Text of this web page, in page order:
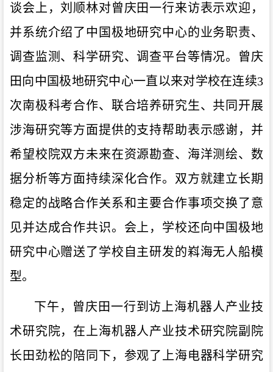
谈会上，刘顺林对曾庆田一行来访表示欢迎，
并系统介绍了中国极地研究中心的业务职责、
调查监测、科学研究、调查平台等情况。曾庆
田向中国极地研究中心一直以来对学校在连续3
次南极科考合作、联合培养研究生、共同开展
涉海研究等方面提供的支持帮助表示感谢，并
希望校院双方未来在资源勘查、海洋测绘、数
据分析等方面持续深化合作。双方就建立长期
稳定的战略合作关系和主要合作事项交换了意
见并达成合作共识。会上，学校还向中国极地
研究中心赠送了学校自主研发的嵙海无人船模
型。
下午，曾庆田一行到访上海机器人产业技
术研究院，在上海机器人产业技术研究院副院
长田劲松的陪同下，参观了上海电器科学研究